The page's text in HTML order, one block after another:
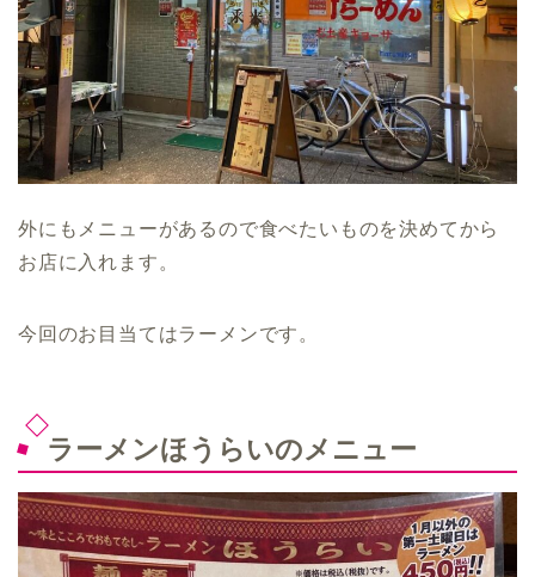
外にもメニューがあるので食べたいものを決めてから
お店に入れます。
今回のお目当てはラーメンです。
ラーメンほうらいのメニュー